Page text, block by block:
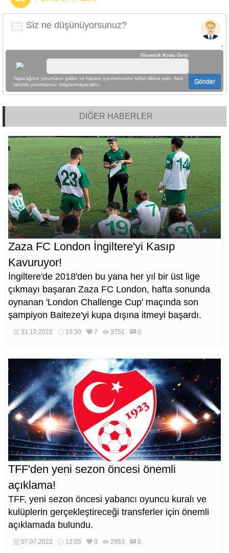
Güvenlik Kodu Girin
Yapacağınız yorumların şiddet ve hakaret içermemesine lütfen dikkat edin. Aksi
taktirde yorumlarınız onaylanmayacaktır.
Gönder
DİĞER HABERLER
Zaza FC London İngiltere'yi Kasıp
Kavuruyor!
İngiltere'de 2018'den bu yana her yıl bir üst lige
çıkmayı başaran Zaza FC London, hafta sonunda
oynanan 'London Challenge Cup' maçında son
şampiyon Baiteze'yi kupa dışına itmeyi başardı.
31.10.2022 15:30 7 3751 0
TFF'den yeni sezon öncesi önemli
açıklama!
TFF, yeni sezon öncesi yabancı oyuncu kuralı ve
kulüplerin gerçekleştireceği transferler için önemli
açıklamada bulundu.
07.07.2022 12:05 0 2963 0